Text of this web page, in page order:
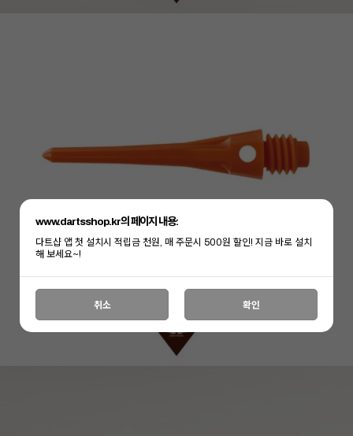
www.dartsshop.kr의 페이지 내용:
다트샵 앱 첫 설치시 적립금 천원, 매 주문시 500원 할인! 지금 바로 설치
해 보세요~!
취소 확인